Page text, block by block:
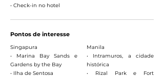
• Check-in no hotel
Pontos de interesse
Singapura
• Marina Bay Sands e
Gardens by the Bay
• Ilha de Sentosa
Manila
• Intramuros, a cidade
histórica
• Rizal Park e Fort